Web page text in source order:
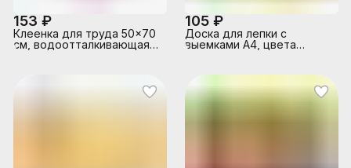
153 ₽
Клеенка для труда 50x70
см, водоотталкивающая
105 ₽
Доска для лепки с
выемками А4, цвета